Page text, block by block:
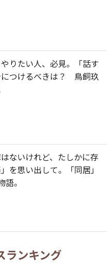
りたい人、必見。「話す
つけるべきは？ 鳥飼玖
はないけれど、たしかに存
を思い出して。「同居」
。
ランキング